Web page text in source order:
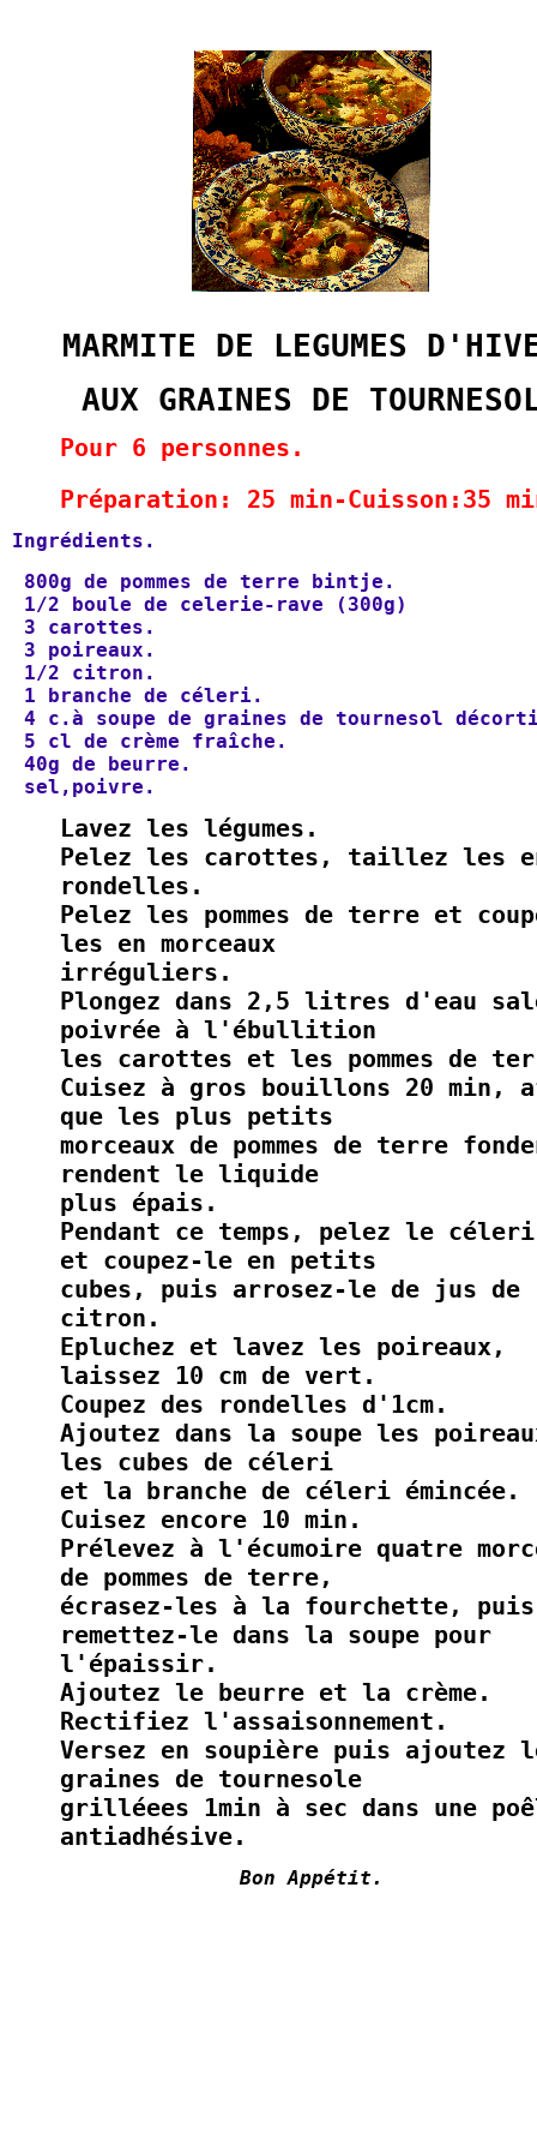
MARMITE DE LEGUMES
AUX GRAINES DE
Pour 6 personnes.
Préparation: 25 min-Cuisson:35
Ingrédients.
800g de pommes de terre bintje.
1/2 boule de celerie-rave (300g)
3 carottes.
3 poireaux.
1/2 citron.
1 branche de céleri.
4 c.à soupe de graines de tournesol
5 cl de crème fraîche.
40g de beurre.
sel,poivre.
Lavez les légumes.
Pelez les carottes, taillez les
rondelles.
Pelez les pommes de terre et
les en morceaux
irréguliers.
Plongez dans 2,5 litres d'eau
poivrée à l'ébullition
les carottes et les pommes de
Cuisez à gros bouillons 20 min,
que les plus petits
morceaux de pommes de terre
rendent le liquide
plus épais.
Pendant ce temps, pelez le
et coupez-le en petits
cubes, puis arrosez-le de jus de
citron.
Epluchez et lavez les poireaux,
laissez 10 cm de vert.
Coupez des rondelles d'1cm.
Ajoutez dans la soupe les
les cubes de céleri
et la branche de céleri émincée.
Cuisez encore 10 min.
Prélevez à l'écumoire quatre
de pommes de terre,
écrasez-les à la fourchette, puis
remettez-le dans la soupe pour
l'épaissir.
Ajoutez le beurre et la crème.
Rectifiez l'assaisonnement.
Versez en soupière puis ajoutez
graines de tournesole
grilléees 1min à sec dans une
antiadhésive.
Bon Appétit.